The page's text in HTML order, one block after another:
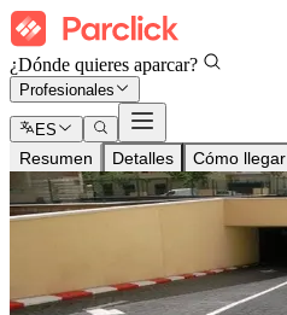
¿Dónde quieres aparcar?
Profesionales
ES
Resumen Detalles Cómo llegar